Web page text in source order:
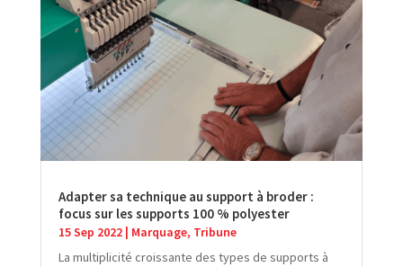
Adapter sa technique au support à broder :
focus sur les supports 100 % polyester
15 Sep 2022| Marquage, Tribune
La multiplicité croissante des types de supports à